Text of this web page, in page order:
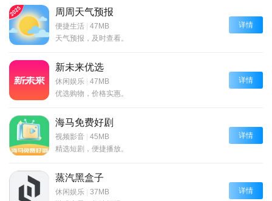
周周天气预报
便捷生活 | 47MB
天气预报，及时查看。
详情
新未来优选
休闲娱乐 | 47MB
优选购物，价格实惠。
详情
海马免费好剧
视频影音 | 45MB
精选短剧，便捷播放。
详情
蒸汽黑盒子
休闲娱乐 | 37MB
详情